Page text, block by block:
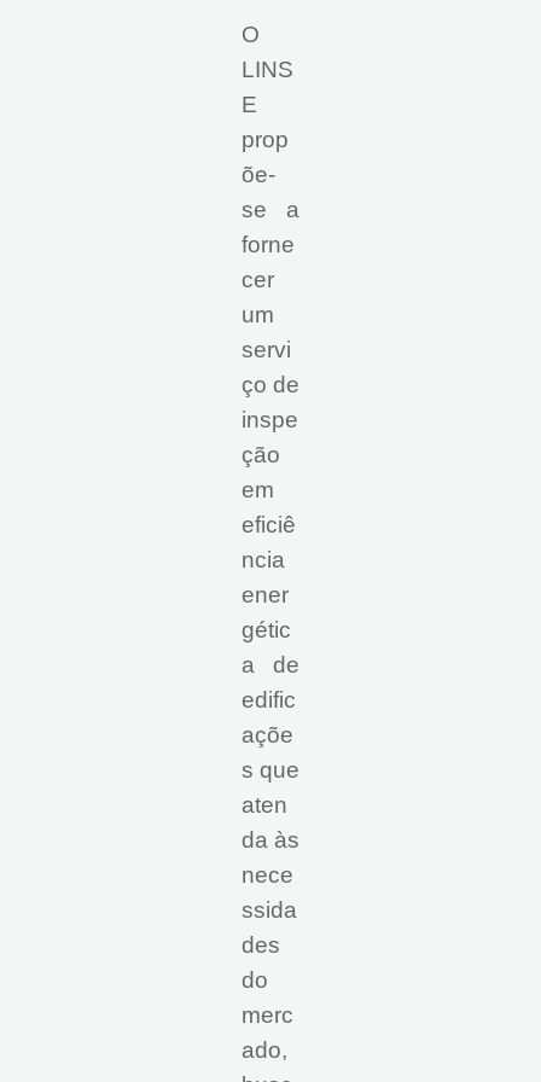
O
LINS
E
prop
õe-
se a
forne
cer
um
servi
ço de
inspe
ção
em
eficiê
ncia
ener
gétic
a de
edific
açõe
s que
aten
da às
nece
ssida
des
do
merc
ado,